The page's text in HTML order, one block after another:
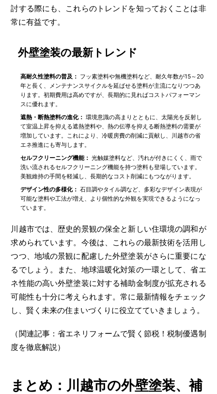
討する際にも、これらのトレンドを知っておくことは非
常に有益です。
外壁塗装の最新トレンド
高耐久性塗料の普及： フッ素塗料や無機塗料など、耐久年数が15～20
年と長く、メンテナンスサイクルを延ばせる塗料が主流になりつつあ
ります。初期費用は高めですが、長期的に見ればコストパフォーマン
スに優れます。
遮熱・断熱塗料の進化： 環境意識の高まりとともに、太陽光を反射し
て室温上昇を抑える遮熱塗料や、熱の伝導を抑える断熱塗料の需要が
増加しています。これにより、冷暖房費の削減に貢献し、川越市の省
エネ推進にも寄与します。
セルフクリーニング機能： 光触媒塗料など、汚れが付きにくく、雨で
洗い流されるセルフクリーニング機能を持つ塗料も登場しています。
美観維持の手間を軽減し、長期的なコスト削減にもつながります。
デザイン性の多様化： 石目調やタイル調など、多彩なデザイン表現が
可能な塗料や工法が増え、より個性的な外観を実現できるようになっ
ています。
川越市では、歴史的景観の保全と新しい住環境の調和が
求められています。今後は、これらの最新技術を活用し
つつ、地域の景観に配慮した外壁塗装がさらに重要にな
るでしょう。また、地球温暖化対策の一環として、省エ
ネ性能の高い外壁塗装に対する補助金制度が拡充される
可能性も十分に考えられます。常に最新情報をチェック
し、賢く未来の住まいづくりに役立てていきましょう。
（関連記事：省エネリフォームで賢く節税！税制優遇制
度を徹底解説）
まとめ：川越市の外壁塗装、補